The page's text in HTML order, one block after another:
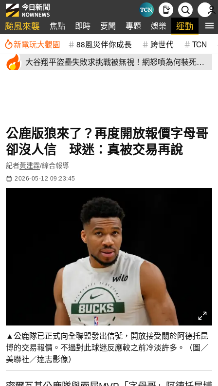
颱風來襲 焦點 即時 要聞 專題 娛樂 運動 全
新電玩大觀園 88風災伴你成長 跨世代 TCN
大谷翔平盜壘失敗求挑戰被無視！網怒噴為何裝死？
公鹿版狼來了？再度開放報價字母哥
卻沒人信 球迷：真被交易再說
記者黃建霖/綜合報導
2026-05-12 09:23:45
▲公鹿隊已正式向全聯盟發出信號，開放接受關於阿德托昆
博的交易報價。不過對此球迷反應較之前冷淡許多。（圖／
美聯社／達志影像）